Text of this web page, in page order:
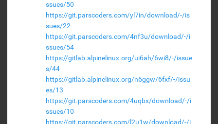
ssues/50
https://git.parscoders.com/yl7in/download/-/is
sues/22
https://git.parscoders.com/4nf3u/download/-/i
ssues/54
https://gitlab.alpinelinux.org/ui6ah/6wi8/-/issue
s/44
https://gitlab.alpinelinux.org/n6ggw/6fxf/-/issu
es/13
https://git.parscoders.com/4uqbx/download/-/i
ssues/10
https://git.parscoders.com/l2u1w/download/-/i